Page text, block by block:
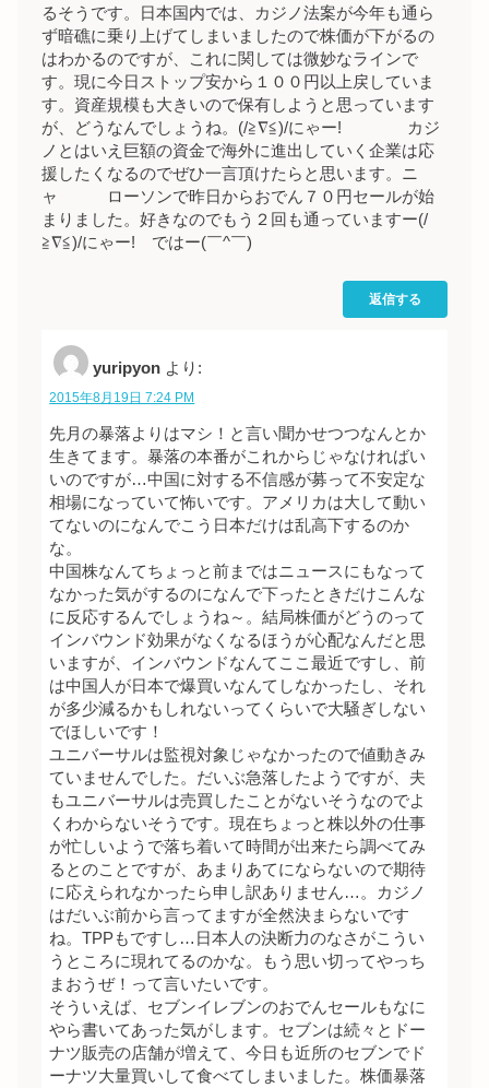
るそうです。日本国内では、カジノ法案が今年も通ら
ず暗礁に乗り上げてしまいましたので株価が下がるの
はわかるのですが、これに関しては微妙なラインで
す。現に今日ストップ安から１００円以上戻していま
す。資産規模も大きいので保有しようと思っています
が、どうなんでしょうね。(/≧∇≦)/にゃー! カジ
ノとはいえ巨額の資金で海外に進出していく企業は応
援したくなるのでぜひ一言頂けたらと思います。ニ
ャ ローソンで昨日からおでん７０円セールが始
まりました。好きなのでもう２回も通っていますー(/
≧∇≦)/にゃー! ではー(￣^￣)ゞ
返信する
yuripyon より:
2015年8月19日 7:24 PM
先月の暴落よりはマシ！と言い聞かせつつなんとか
生きてます。暴落の本番がこれからじゃなければい
いのですが…中国に対する不信感が募って不安定な
相場になっていて怖いです。アメリカは大して動い
てないのになんでこう日本だけは乱高下するのか
な。
中国株なんてちょっと前まではニュースにもなって
なかった気がするのになんで下ったときだけこんな
に反応するんでしょうね～。結局株価がどうのって
インバウンド効果がなくなるほうが心配なんだと思
いますが、インバウンドなんてここ最近ですし、前
は中国人が日本で爆買いなんてしなかったし、それ
が多少減るかもしれないってくらいで大騒ぎしない
でほしいです！
ユニバーサルは監視対象じゃなかったので値動きみ
ていませんでした。だいぶ急落したようですが、夫
もユニバーサルは売買したことがないそうなのでよ
くわからないそうです。現在ちょっと株以外の仕事
が忙しいようで落ち着いて時間が出来たら調べてみ
るとのことですが、あまりあてにならないので期待
に応えられなかったら申し訳ありません…。カジノ
はだいぶ前から言ってますが全然決まらないです
ね。TPPもですし…日本人の決断力のなさがこうい
うところに現れてるのかな。もう思い切ってやっち
まおうぜ！って言いたいです。
そういえば、セブンイレブンのおでんセールもなに
やら書いてあった気がします。セブンは続々とドー
ナツ販売の店舗が増えて、今日も近所のセブンでド
ーナツ大量買いして食べてしまいました。株価暴落